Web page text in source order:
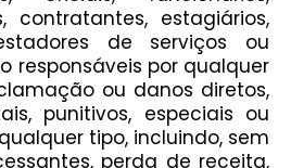
contratantes, estagiários,
de serviços ou
responsáveis por qualquer
ou danos diretos,
punitivos, especiais ou
tipo, incluindo, sem
perda de receita,